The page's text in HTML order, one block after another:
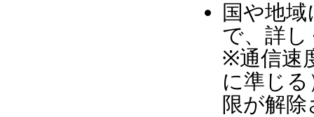
国や地
で、詳
※通信速
に準じ
限が解